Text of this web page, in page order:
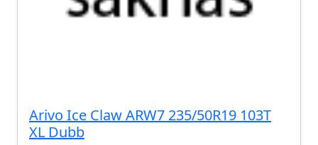
Arivo Ice Claw ARW7 235/50R19 103T
XL Dubb